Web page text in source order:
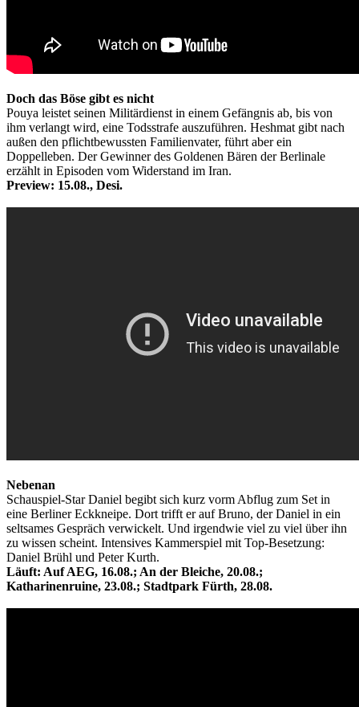
Doch das Böse gibt es nicht
Pouya leistet seinen Militärdienst in einem Gefängnis ab, bis von
ihm verlangt wird, eine Todsstrafe auszuführen. Heshmat gibt nach
außen den pflichtbewussten Familienvater, führt aber ein
Doppelleben. Der Gewinner des Goldenen Bären der Berlinale
erzählt in Episoden vom Widerstand im Iran.
Preview: 15.08., Desi.
Nebenan
Schauspiel-Star Daniel begibt sich kurz vorm Abflug zum Set in
eine Berliner Eckkneipe. Dort trifft er auf Bruno, der Daniel in ein
seltsames Gespräch verwickelt. Und irgendwie viel zu viel über ihn
zu wissen scheint. Intensives Kammerspiel mit Top-Besetzung:
Daniel Brühl und Peter Kurth.
Läuft: Auf AEG, 16.08.; An der Bleiche, 20.08.;
Katharinenruine, 23.08.; Stadtpark Fürth, 28.08.